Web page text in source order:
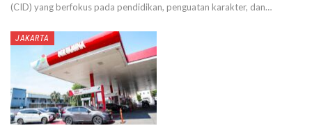
(CID) yang berfokus pada pendidikan, penguatan karakter, dan…
JAKARTA